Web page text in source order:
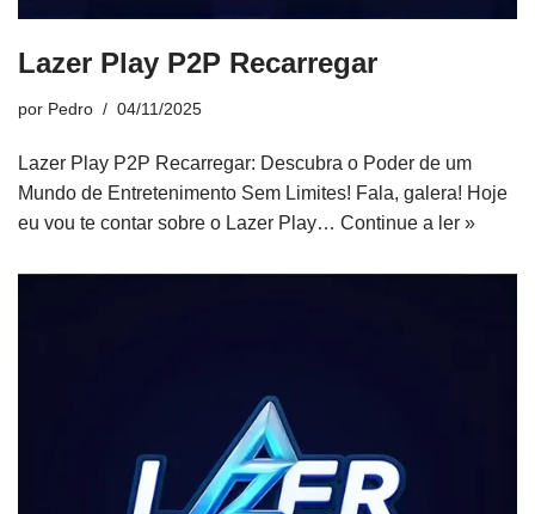
Lazer Play P2P Recarregar
por Pedro 04/11/2025
Lazer Play P2P Recarregar: Descubra o Poder de um
Mundo de Entretenimento Sem Limites! Fala, galera! Hoje
eu vou te contar sobre o Lazer Play… Continue a ler »